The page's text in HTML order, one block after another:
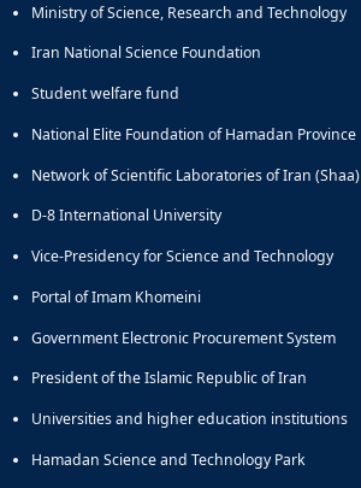
Ministry of Science, Research and Technology
Iran National Science Foundation
Student welfare fund
National Elite Foundation of Hamadan Province
Network of Scientific Laboratories of Iran (Shaa)
D-8 International University
Vice-Presidency for Science and Technology
Portal of Imam Khomeini
Government Electronic Procurement System
President of the Islamic Republic of Iran
Universities and higher education institutions
Hamadan Science and Technology Park